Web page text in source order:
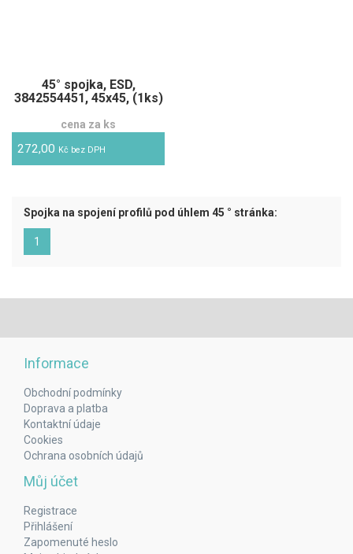
45° spojka, ESD,
3842554451, 45x45, (1ks)
cena za ks
272,00 Kč bez DPH
Spojka na spojení profilů pod úhlem 45 ° stránka:
1
Informace
Obchodní podmínky
Doprava a platba
Kontaktní údaje
Cookies
Ochrana osobních údajů
Můj účet
Registrace
Přihlášení
Zapomenuté heslo